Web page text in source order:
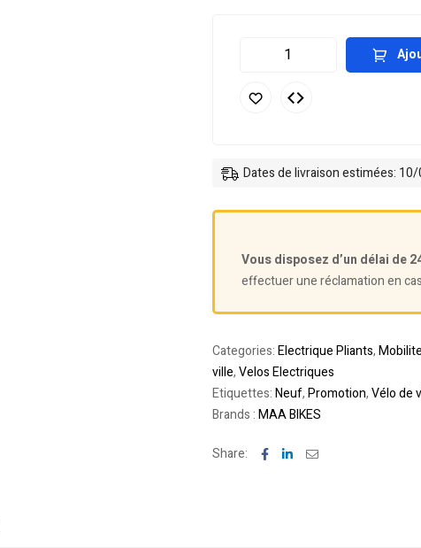
Dates de livraison estimées:
Vous disposez d’un délai de
effectuer une réclamation en
Categories:Electrique Pliants,
ville,Velos Electriques
Etiquettes:Neuf,Promotion,Vélo de
Brands :MAA BIKES
Share: Facebook
LinkedinEmail